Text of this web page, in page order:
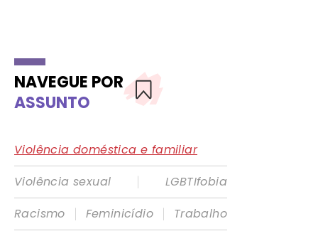
NAVEGUE POR
ASSUNTO
Violência doméstica e familiar
Violência sexual
|
LGBTIfobia
Racismo
| Feminicídio |
Trabalho